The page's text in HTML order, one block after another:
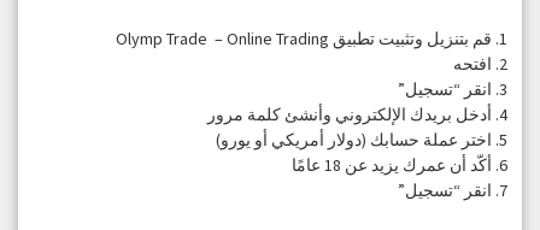
قم بتنزيل وتثبيت تطبيق Olymp Trade – Online Trading
افتحه
انقر “تسجيل”
أدخل بريدك الإلكتروني وأنشئ كلمة مرور
اختر عملة حسابك (دولار أمريكي أو يورو)
أكّد أن عمرك يزيد عن 18 عامًا
انقر “تسجيل”